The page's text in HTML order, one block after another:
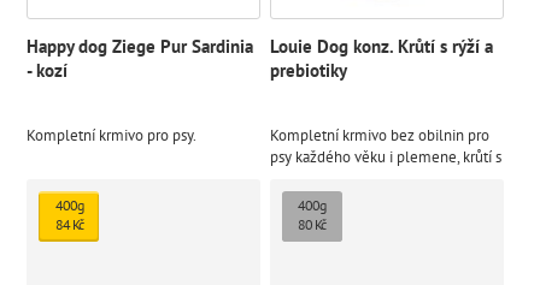
Happy dog Ziege Pur Sardinia
- kozí
Kompletní krmivo pro psy.
400g
84 Kč
Louie Dog konz. Krůtí s rýží a
prebiotiky
Kompletní krmivo bez obilnin pro
psy každého věku i plemene, krůtí s
možnost stravy z kvalitního masa
(95 % v pevné složce).
400g
80 Kč